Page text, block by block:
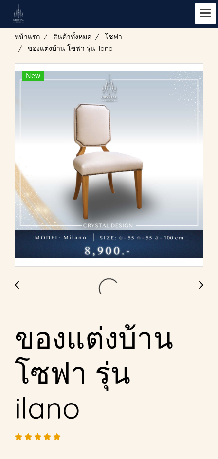
หน้าแรก สินค้าทั้งหมด
โซฟา
ของแต่งบ้าน โซฟา รุ่น ilano
New
ของแต่งบ้าน
โซฟา รุ่น
ilano